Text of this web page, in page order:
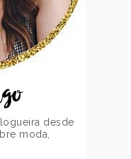
desde
moda,